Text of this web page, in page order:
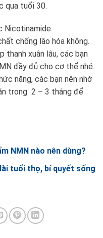
qua tuổi 30.
Nicotinamide
chống lão hóa không.
thanh xuân lâu, các bạn
đầy đủ cho cơ thể nhé.
năng, các bạn nên nhớ
trong 2 – 3 tháng để
NMN nào nên dùng?
tuổi thọ, bí quyết sống